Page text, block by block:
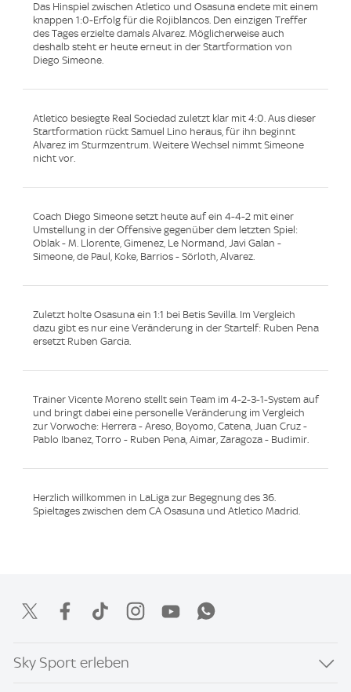
Das Hinspiel zwischen Atletico und Osasuna endete mit einem
knappen 1:0-Erfolg für die Rojiblancos. Den einzigen Treffer
des Tages erzielte damals Alvarez. Möglicherweise auch
deshalb steht er heute erneut in der Startformation von
Diego Simeone.
Atletico besiegte Real Sociedad zuletzt klar mit 4:0. Aus dieser
Startformation rückt Samuel Lino heraus, für ihn beginnt
Alvarez im Sturmzentrum. Weitere Wechsel nimmt Simeone
nicht vor.
Coach Diego Simeone setzt heute auf ein 4-4-2 mit einer
Umstellung in der Offensive gegenüber dem letzten Spiel:
Oblak - M. Llorente, Gimenez, Le Normand, Javi Galan -
Simeone, de Paul, Koke, Barrios - Sörloth, Alvarez.
Zuletzt holte Osasuna ein 1:1 bei Betis Sevilla. Im Vergleich
dazu gibt es nur eine Veränderung in der Startelf: Ruben Pena
ersetzt Ruben Garcia.
Trainer Vicente Moreno stellt sein Team im 4-2-3-1-System auf
und bringt dabei eine personelle Veränderung im Vergleich
zur Vorwoche: Herrera - Areso, Boyomo, Catena, Juan Cruz -
Pablo Ibanez, Torro - Ruben Pena, Aimar, Zaragoza - Budimir.
Herzlich willkommen in LaLiga zur Begegnung des 36.
Spieltages zwischen dem CA Osasuna und Atletico Madrid.
Sky Sport erleben